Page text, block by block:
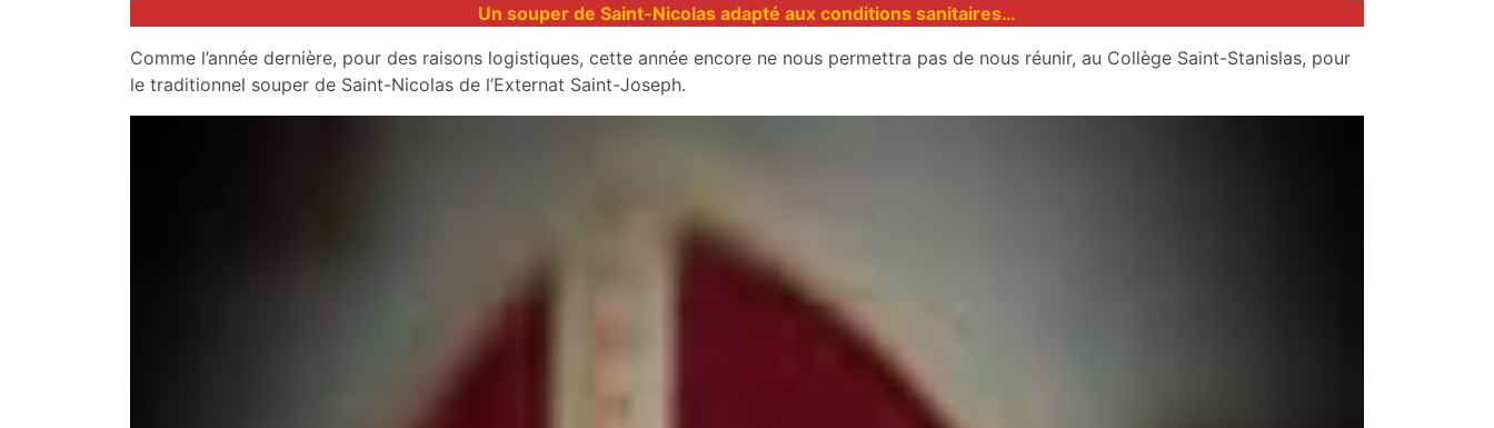
Un souper de Saint-Nicolas adapté aux conditions sanitaires…
Comme l’année dernière, pour des raisons logistiques, cette année encore ne nous permettra pas de nous réunir, au Collège Saint-Stanislas, pour
le traditionnel souper de Saint-Nicolas de l’Externat Saint-Joseph.